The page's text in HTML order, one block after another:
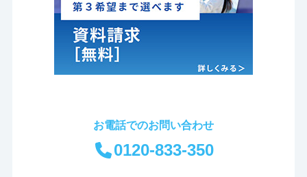
お電話でのお問い合わせ
0120-833-350